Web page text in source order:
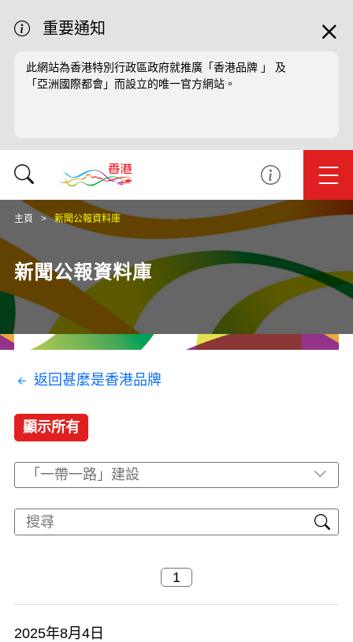
重要通知
此網站為香港特別行政區政府就推廣「香港品牌 」 及
「亞洲國際都會」而設立的唯一官方網站。
主頁 新聞公報資料庫
新聞公報資料庫
返回甚麼是香港品牌
顯示所有
「一帶一路」建設
2025年8月4日